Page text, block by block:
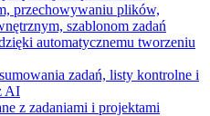
przechowywaniu plików,
szablonom zadań
automatycznemu tworzeniu
zadań, listy kontrolne i
AI
z zadaniami i projektami